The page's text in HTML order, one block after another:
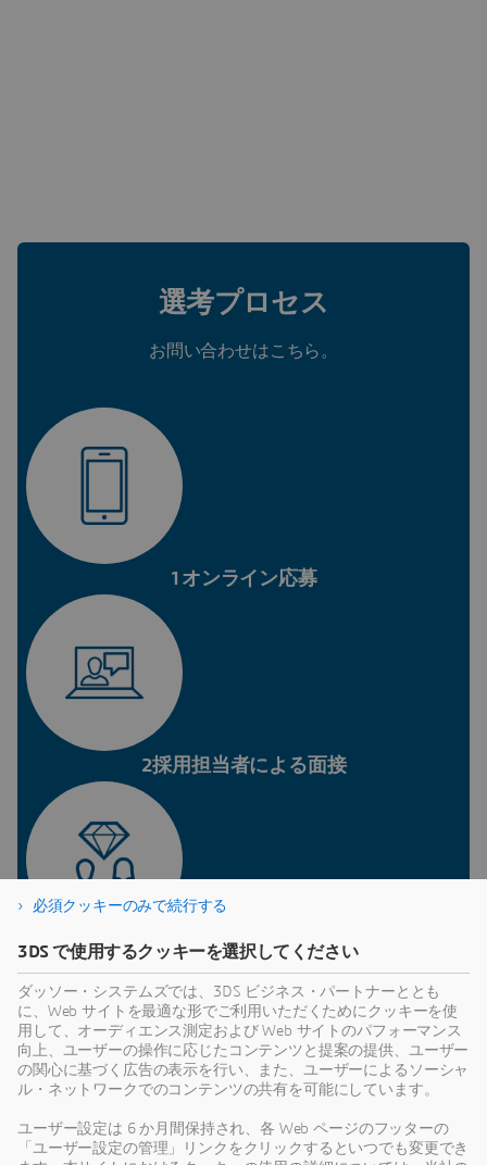
選考プロセス
お問い合わせはこちら。
1オンライン応募
2採用担当者による面接
3マネージャー面接
応募する職務に応じて異なりま
す：
必須クッキーのみで続行する
3DS で使用するクッキーを選択してください
ダッソー・システムズでは、3DS ビジネス・パートナーととも
に、Web サイトを最適な形でご利用いただくためにクッキーを使
用して、オーディエンス測定および Web サイトのパフォーマンス
向上、ユーザーの操作に応じたコンテンツと提案の提供、ユーザー
の関心に基づく広告の表示を行い、また、ユーザーによるソーシャ
ル・ネットワークでのコンテンツの共有を可能にしています。
ユーザー設定は 6 か月間保持され、各 Web ページのフッターの
「ユーザー設定の管理」リンクをクリックするといつでも変更でき